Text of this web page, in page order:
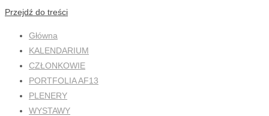
Przejdź do treści
Główna
KALENDARIUM
CZŁONKOWIE
PORTFOLIA AF13
PLENERY
WYSTAWY